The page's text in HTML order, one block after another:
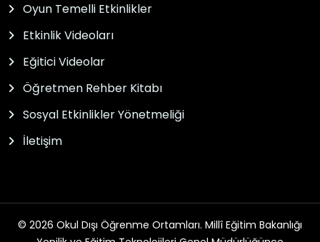
Oyun Temelli Etkinlikler
Etkinlik Videoları
Eğitici Videolar
Öğretmen Rehber Kitabı
Sosyal Etkinlikler Yönetmeliği
İletişim
© 2026 Okul Dışı Öğrenme Ortamları. Millî Eğitim Bakanlığı